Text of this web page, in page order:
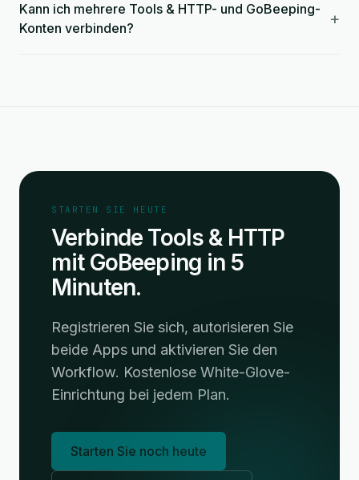
Kann ich mehrere Tools & HTTP- und GoBeeping-
Konten verbinden?
+
STARTEN SIE HEUTE
Verbinde Tools & HTTP
mit GoBeeping in 5
Minuten.
Registrieren Sie sich, autorisieren Sie
beide Apps und aktivieren Sie den
Workflow. Kostenlose White-Glove-
Einrichtung bei jedem Plan.
Starten Sie noch heute